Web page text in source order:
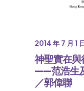
2014 年 7 月 1
神聖實在
——范浩生
／郭偉聯